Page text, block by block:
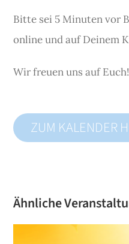
Bitte sei 5 Minuten vor
online und auf Deinem
Wir freuen uns auf Euch!
ZUM KALENDER
Ähnliche